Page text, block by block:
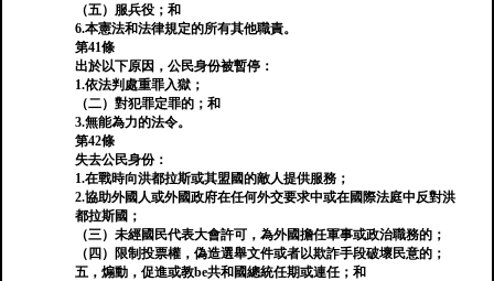
（五）服兵役；和
6.本憲法和法律規定的所有其他職責。
第41條
出於以下原因，公民身份被暫停：
1.依法判處重罪入獄；
（二）對犯罪定罪的；和
3.無能為力的法令。
第42條
失去公民身份：
1.在戰時向洪都拉斯或其盟國的敵人提供服務；
2.協助外國人或外國政府在任何外交要求中或在國際法庭中反對洪
都拉斯國；
（三）未經國民代表大會許可，為外國擔任軍事或政治職務的；
（四）限制投票權，偽造選舉文件或者以欺詐手段破壞民意的；
五，煽動，促進或教be共和國總統任期或連任；和